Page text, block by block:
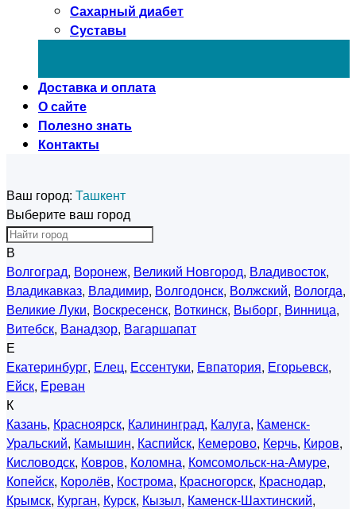
Сахарный диабет
Суставы
Доставка и оплата
О сайте
Полезно знать
Контакты
Ваш город: Ташкент
Выберите ваш город
В
Волгоград, Воронеж, Великий Новгород, Владивосток,
Владикавказ, Владимир, Волгодонск, Волжский, Вологда,
Великие Луки, Воскресенск, Воткинск, Выборг, Винница,
Витебск, Ванадзор, Вагаршапат
Е
Екатеринбург, Елец, Ессентуки, Евпатория, Егорьевск,
Ейск, Ереван
К
Казань, Красноярск, Калининград, Калуга, Каменск-
Уральский, Камышин, Каспийск, Кемерово, Керчь, Киров,
Кисловодск, Ковров, Коломна, Комсомольск-на-Амуре,
Копейск, Королёв, Кострома, Красногорск, Краснодар,
Крымск, Курган, Курск, Кызыл, Каменск-Шахтинский,